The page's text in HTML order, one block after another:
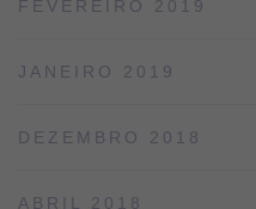
FEVEREIRO 2019
JANEIRO 2019
DEZEMBRO 2018
ABRIL 2018